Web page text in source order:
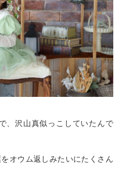
、沢山真似っこしていたんで
オウム返しみたいにたくさん